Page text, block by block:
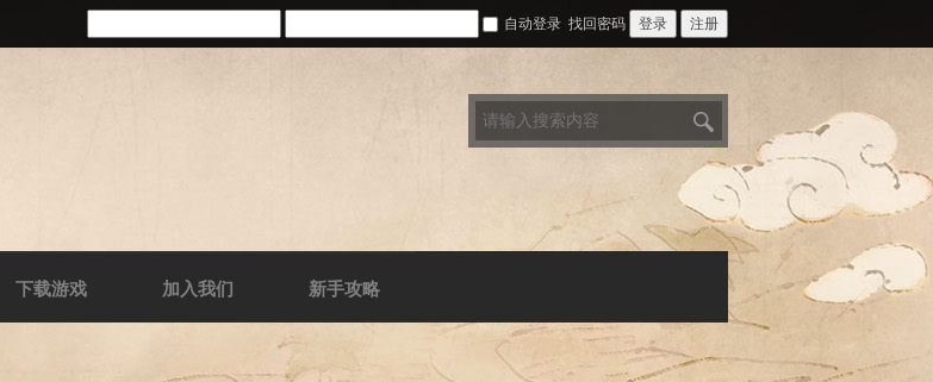
自动登录 找回密码 登录 注册
下载游戏 加入我们 新手攻略